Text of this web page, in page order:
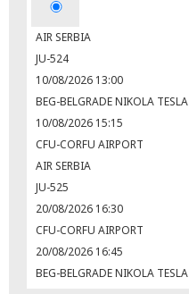
AIR SERBIA
JU-524
10/08/2026 13:00
BEG-BELGRADE NIKOLA TESLA
10/08/2026 15:15
CFU-CORFU AIRPORT
AIR SERBIA
JU-525
20/08/2026 16:30
CFU-CORFU AIRPORT
20/08/2026 16:45
BEG-BELGRADE NIKOLA TESLA